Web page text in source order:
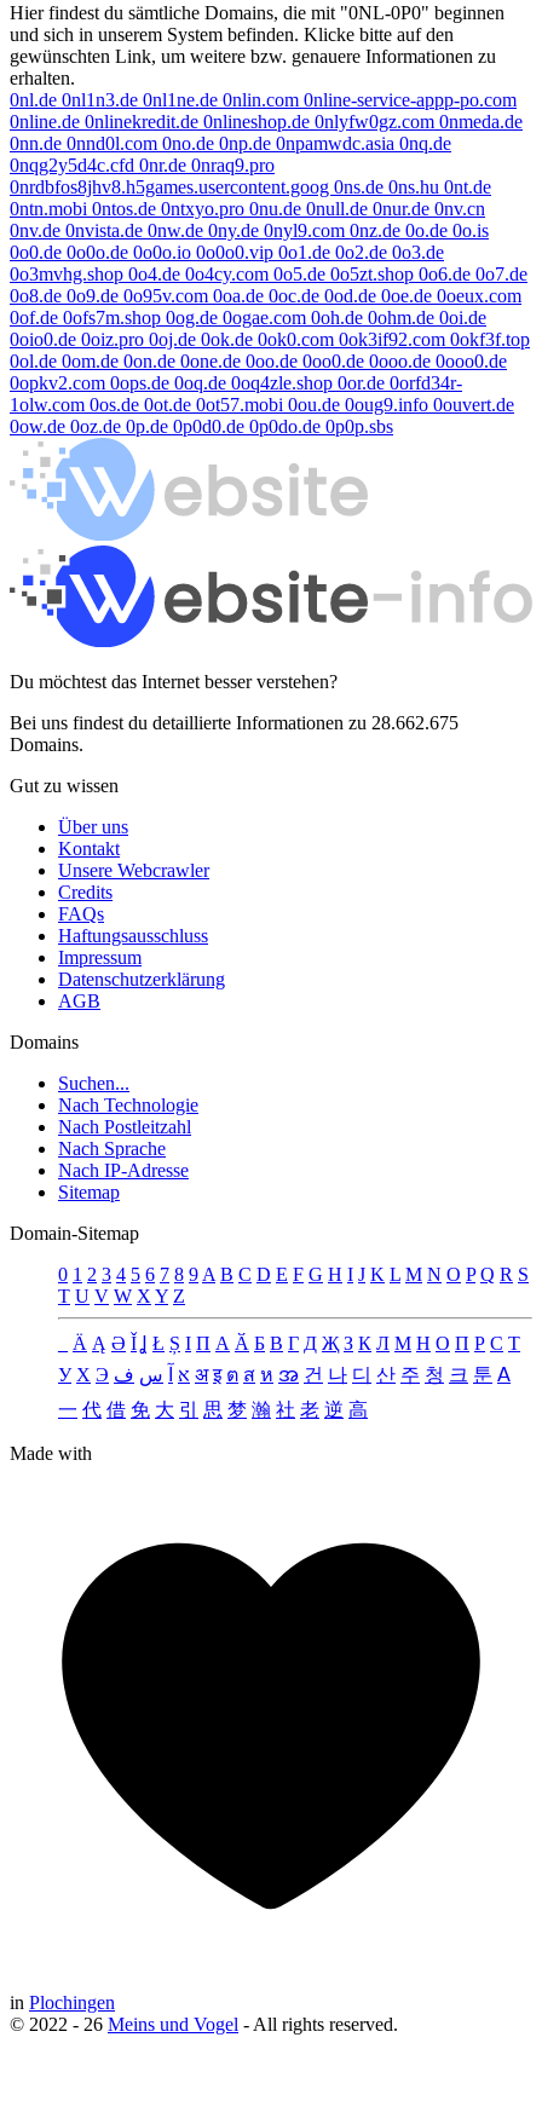
Hier findest du sämtliche Domains, die mit "0NL-0P0" beginnen
und sich in unserem System befinden. Klicke bitte auf den
gewünschten Link, um weitere bzw. genauere Informationen zu
erhalten.
0nl.de 0nl1n3.de 0nl1ne.de 0nlin.com 0nline-service-appp-po.com
0nline.de 0nlinekredit.de 0nlineshop.de 0nlyfw0gz.com 0nmeda.de
0nn.de 0nnd0l.com 0no.de 0np.de 0npamwdc.asia 0nq.de
0nqg2y5d4c.cfd 0nr.de 0nraq9.pro
0nrdbfos8jhv8.h5games.usercontent.goog 0ns.de 0ns.hu 0nt.de
0ntn.mobi 0ntos.de 0ntxyo.pro 0nu.de 0null.de 0nur.de 0nv.cn
0nv.de 0nvista.de 0nw.de 0ny.de 0nyl9.com 0nz.de 0o.de 0o.is
0o0.de 0o0o.de 0o0o.io 0o0o0.vip 0o1.de 0o2.de 0o3.de
0o3mvhg.shop 0o4.de 0o4cy.com 0o5.de 0o5zt.shop 0o6.de 0o7.de
0o8.de 0o9.de 0o95v.com 0oa.de 0oc.de 0od.de 0oe.de 0oeux.com
0of.de 0ofs7m.shop 0og.de 0ogae.com 0oh.de 0ohm.de 0oi.de
0oio0.de 0oiz.pro 0oj.de 0ok.de 0ok0.com 0ok3if92.com 0okf3f.top
0ol.de 0om.de 0on.de 0one.de 0oo.de 0oo0.de 0ooo.de 0ooo0.de
0opkv2.com 0ops.de 0oq.de 0oq4zle.shop 0or.de 0orfd34r-
1olw.com 0os.de 0ot.de 0ot57.mobi 0ou.de 0oug9.info 0ouvert.de
0ow.de 0oz.de 0p.de 0p0d0.de 0p0do.de 0p0p.sbs
Du möchtest das Internet besser verstehen?
Bei uns findest du detaillierte Informationen zu 28.662.675
Domains.
Gut zu wissen
Über uns
Kontakt
Unsere Webcrawler
Credits
FAQs
Haftungsausschluss
Impressum
Datenschutzerklärung
AGB
Domains
Suchen...
Nach Technologie
Nach Postleitzahl
Nach Sprache
Nach IP-Adresse
Sitemap
Domain-Sitemap
0 1 2 3 4 5 6 7 8 9 A B C D E F G H I J K L M N O P Q R S
T U V W X Y Z
Ä Ą Ə Ǐ Ʝ Ł Ș Ι Π А Ӑ Б В Г Д Җ З К Л М Н О П Р С Т
У Х Э א س ف अ इ ต ส ห အ 건 나 디 산 주 청 크 툰 ꓮ
一 代 借 免 大 引 思 梦 瀚 社 老 逆 高
Made with
in Plochingen
© 2022 - 26 Meins und Vogel - All rights reserved.